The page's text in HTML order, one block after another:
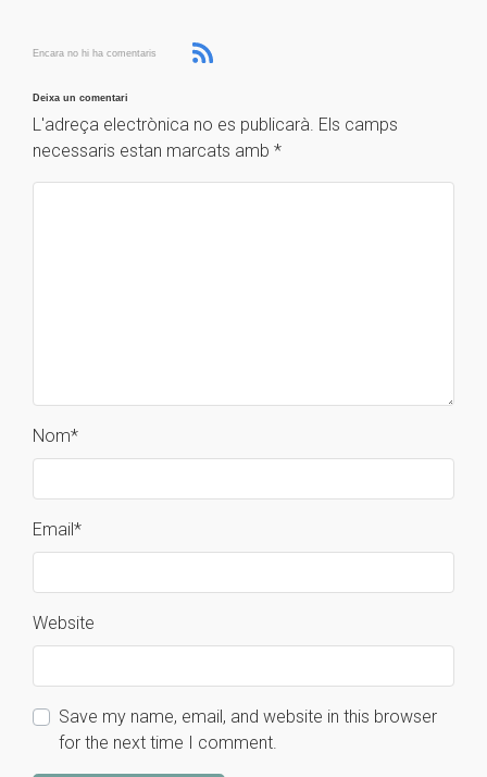
Encara no hi ha comentaris
Deixa un comentari
L'adreça electrònica no es publicarà. Els camps
necessaris estan marcats amb *
Nom*
Email*
Website
Save my name, email, and website in this browser
for the next time I comment.